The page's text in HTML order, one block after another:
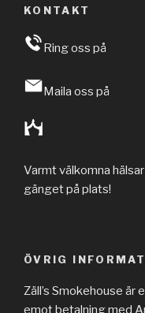
KONTAKT
Ring oss på
Maila oss på
Varmt välkomna
gänget på plats!
ÖVRIG
Zäll’s Smokehouse är